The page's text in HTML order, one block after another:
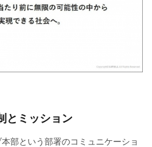
とミッション
部という部署のコミュニケーショ